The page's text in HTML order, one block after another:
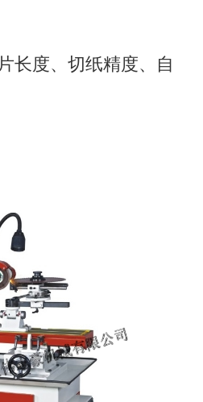
长度、切纸精度、自